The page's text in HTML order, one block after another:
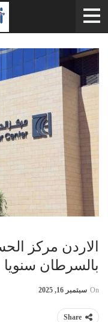
بالسرطان سنويا
On سبتمبر 16, 2025
Share